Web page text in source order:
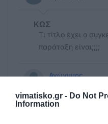
vimatisko.gr - Do Not
Information
ΚΩΣ
Τι τίτλο έχει ο
παράταξη είναι;;;;
Ανώνυμος
Ωχ